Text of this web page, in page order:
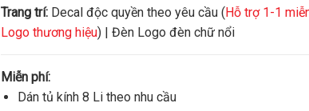
Trang trí: Decal độc quyền theo yêu cầu (Hỗ trợ 1-1
Logo thương hiệu) | Đèn Logo đèn chữ nổi
Miễn phí:
Dán tủ kính 8 Li theo nhu cầu